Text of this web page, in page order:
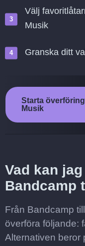
Välj
Musik
Granska ditt
Starta
Musik
Vad kan
Bandcamp
Från Bandcamp
överföra följande:
Alternativen beror